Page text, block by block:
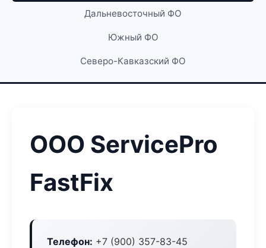
Дальневосточный ФО
Южный ФО
Северо-Кавказский ФО
ООО ServicePro
FastFix
Телефон: +7 (900) 357-83-45